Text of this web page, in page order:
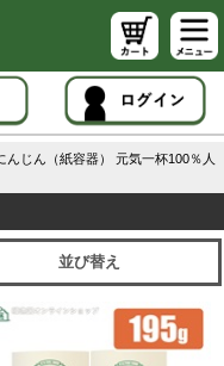
んじん（紙容器） 元気一杯100％人
並び替え